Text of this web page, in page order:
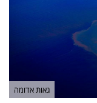
גאות אדומה